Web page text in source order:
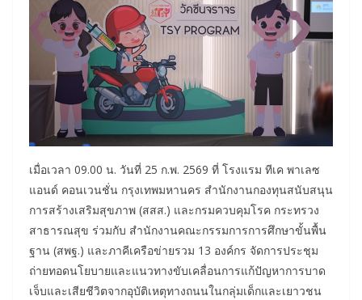
เมื่อเวลา 09.00 น. วันที่ 25 ก.พ. 2569 ที่ โรงแรม ทีเค พาเลซ
แอนด์ คอนเวนชั่น กรุงเทพมหานคร สำนักงานกองทุนสนับสนุน
การสร้างเสริมสุขภาพ (สสส.) และกรมควบคุมโรค กระทรวง
สาธารณสุข ร่วมกับ สำนักงานคณะกรรมการการศึกษาขั้นพื้น
ฐาน (สพฐ.) และภาคีเครือข่ายรวม 13 องค์กร จัดการประชุม
ถ่ายทอดนโยบายและแนวทางขับเคลื่อนการแก้ปัญหาการบาด
เจ็บและเสียชีวิตจากอุบัติเหตุทางถนนในกลุ่มเด็กและเยาวชน